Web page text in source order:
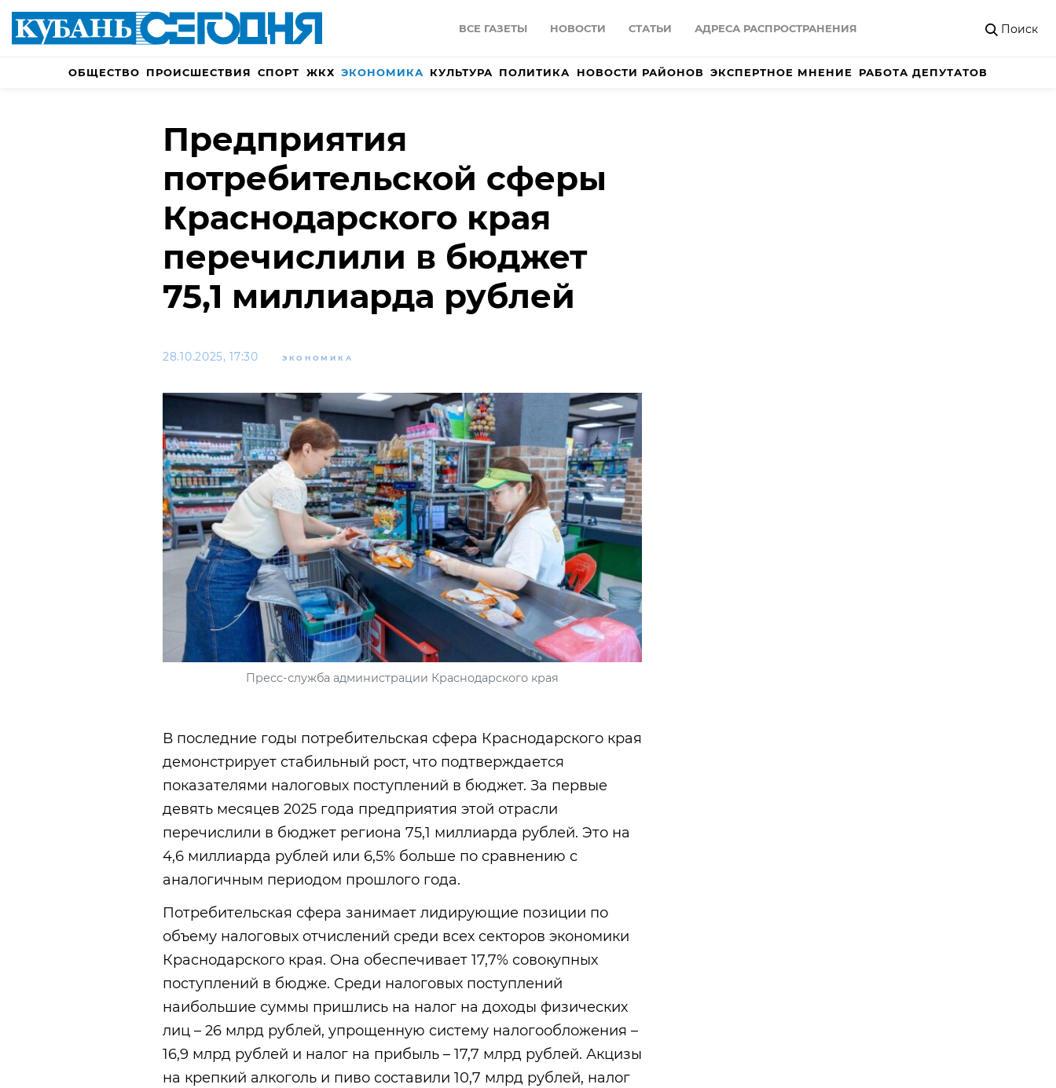
ВСЕ ГАЗЕТЫ НОВОСТИ СТАТЬИ АДРЕСА РАСПРОСТРАНЕНИЯ Поиск
ОБЩЕСТВО ПРОИСШЕСТВИЯ СПОРТ ЖКХ ЭКОНОМИКА КУЛЬТУРА ПОЛИТИКА НОВОСТИ РАЙОНОВ ЭКСПЕРТНОЕ МНЕНИЕ РАБОТА ДЕПУТАТОВ
Предприятия
потребительской сферы
Краснодарского края
перечислили в бюджет
75,1 миллиарда рублей
28.10.2025, 17:30 ЭКОНОМИКА
Пресс-служба администрации Краснодарского края
В последние годы потребительская сфера Краснодарского края
демонстрирует стабильный рост, что подтверждается
показателями налоговых поступлений в бюджет. За первые
девять месяцев 2025 года предприятия этой отрасли
перечислили в бюджет региона 75,1 миллиарда рублей. Это на
4,6 миллиарда рублей или 6,5% больше по сравнению с
аналогичным периодом прошлого года.
Потребительская сфера занимает лидирующие позиции по
объему налоговых отчислений среди всех секторов экономики
Краснодарского края. Она обеспечивает 17,7% совокупных
поступлений в бюдже. Среди налоговых поступлений
наибольшие суммы пришлись на налог на доходы физических
лиц – 26 млрд рублей, упрощенную систему налогообложения –
16,9 млрд рублей и налог на прибыль – 17,7 млрд рублей. Акцизы
на крепкий алкоголь и пиво составили 10,7 млрд рублей, налог